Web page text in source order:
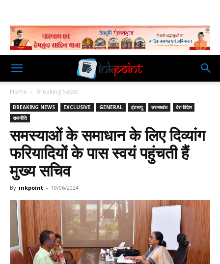
Home Breaking News
BREAKING NEWS EXCLUSIVE GENERAL इंटरव्यू उत्तराखंड
देश विदेश
राजनीति
समस्याओं के समाधान के लिए दिव्यांग
फरियादियों के पास स्वयं पहुंचती हैं
मुख्य सचिव
By inkpoint - 19/06/2024